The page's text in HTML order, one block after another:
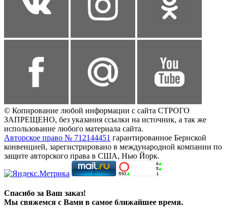
© Копирование любой информации с сайта СТРОГО
ЗАПРЕЩЕНО, без указания ссылки на источник, а так же
использование любого материала сайта.
Авторское право № 712144451 гарантированное Бернской
конвенцией, зарегистрировано в международной компании по
защите авторского права в США, Нью Йорк.
Спасибо за Ваш заказ!
Мы свяжемся с Вами в самое ближайшее время.